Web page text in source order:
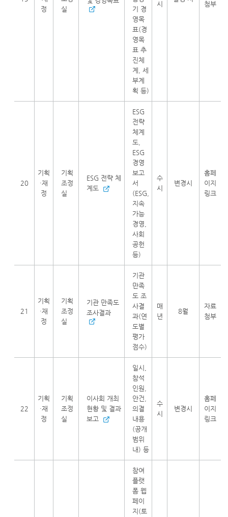
정
실
기 경
영목
표(경
영목
표 추
진체
계, 세
부계
획 등)
시 첨부
20
기획
·재
정
기획
조정
실
ESG 전략 체
계도
ESG
전략
체계
도,
ESG
경영
보고
서
(ESG,
지속
가능
경영,
사회
공헌
등)
수
시
변경시
홈페
이지
링크
21
기획
·재
정
기획
조정
실
기관 만족도
조사결과
기관
만족
도 조
사결
과(연
도별
평가
점수)
매
년
8월
자료
첨부
22
기획
·재
정
기획
조정
실
이사회 개최
현황 및 결과
보고
일시,
참석
인원,
안건,
의결
내용
(공개
범위
내) 등
수
시
변경시
홈페
이지
링크
참여
플랫
폼 웹
페이
지(토